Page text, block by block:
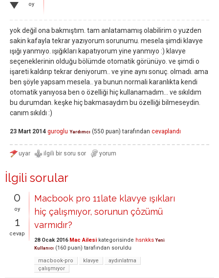
oy
yok değil ona bakmıştım. tam anlatamamış olabilirim o yuzden
sakin kafayla tekrar yazıyorum sorunumu. mesela şimdi klavye
ışığı yanmıyo. ışığıkları kapatıyorum yine yanmıyo :) klavye
seçeneklerinin olduğu bölümde otomatik görünüyo. ve şimdi o
işareti kaldırıp tekrar deniyorum.. ve yine aynı sonuç. olmadı. ama
ben şöyle yapsam mesela.. ya bunun normali karanlıkta kendi
otomatik yanıyosa ben o özelliği hiç kullanamadım... ve sıkıldım
bu durumdan. keşke hiç bakmasaydım bu özelliği bilmeseydin.
canım sıkıldı :)
23 Mart 2014 guroglu Yardımcı (550 puan) tarafından cevaplandı
İlgili sorular
0
oy
1
cevap
Macbook pro 11late klavye ışıkları
hiç çalışmıyor, sorunun çözümü
varmıdır?
28 Ocak 2016 Mac Ailesi kategorisinde hsnkks Yeni
Kullanıcı (160 puan) tarafından soruldu
macbook-pro
klavye
aydınlatma
çalışmıyor